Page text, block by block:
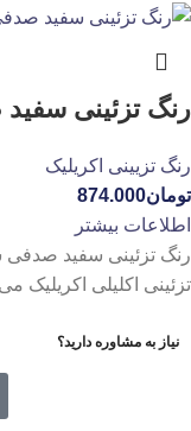
رنگ تزئینی سفید
رنگ تزیینی اکریلیک
تومان874.000
اطلاعات بیشتر
رنگ تزئینی سفید صدفی
تزئینی اکلیلی اکریلیک
نیاز به مشاوره دارید؟